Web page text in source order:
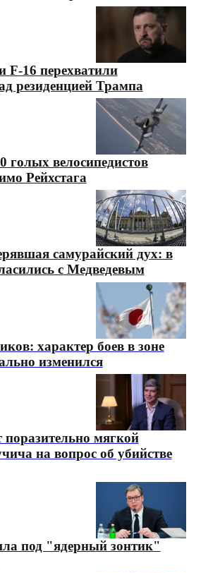
F-16 перехватили
резиденцией Трампа
голых велосипедистов
Рейхстага
самурайский дух: в
с Медведевым
характер боев в зоне
изменился
поразительно мягкой
на вопрос об убийстве
под "ядерный зонтик"